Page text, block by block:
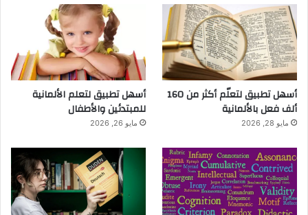
أسهل تطبيق لتعلّم أكثر من 160
ألف فعل بالألمانية
مايو 28, 2026
أسهل تطبيق لتعلم الألمانية
للمبتدئين والأطفال
مايو 26, 2026